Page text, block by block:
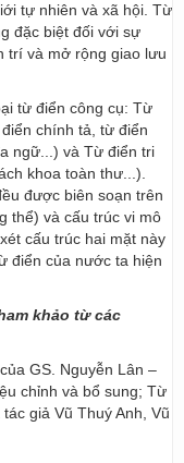
tự nhiên và xã hội. Từ
đặc biệt đối với sự
trí và mở rộng giao lưu
từ điển công cụ: Từ
chính tả, từ điển
ngữ...) và Từ điển tri
khoa toàn thư...).
được biên soạn trên
thể) và cấu trúc vi mô
cấu trúc hai mặt này
điển của nước ta hiện
khảo từ các
GS. Nguyễn Lân –
chỉnh và bổ sung; Từ
giả Vũ Thuý Anh, Vũ